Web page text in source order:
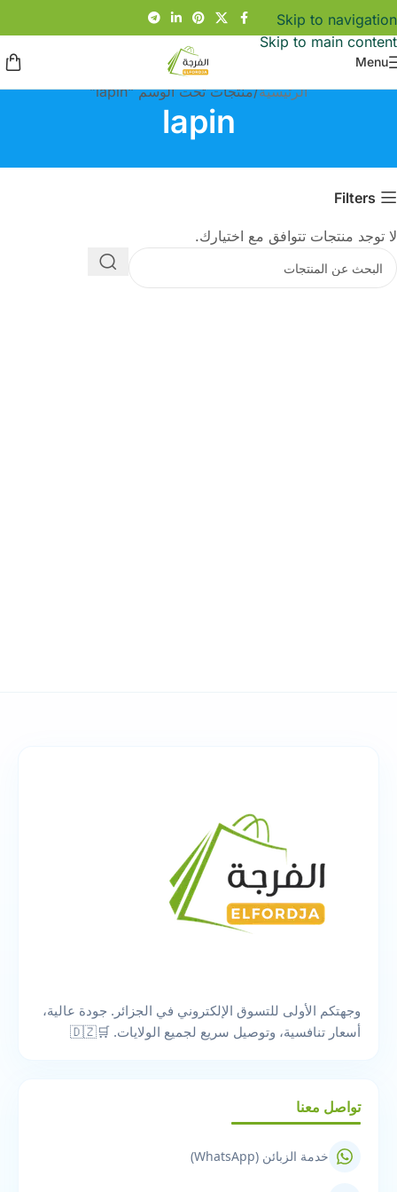
Skip to navigation
Skip to main content
Menu
الرئيسية منتجات تحت الوسم “lapin”
lapin
Filters
لا توجد منتجات تتوافق مع اختيارك.
وجهتكم الأولى للتسوق الإلكتروني في الجزائر. جودة عالية،
أسعار تنافسية، وتوصيل سريع لجميع الولايات. 🛒🇩🇿
تواصل معنا
خدمة الزبائن (WhatsApp)